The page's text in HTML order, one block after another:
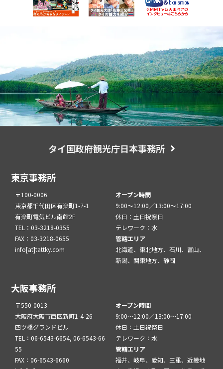
タイ国政府観光庁日本事務所
東京事務所
〒100-0006
東京都千代田区有楽町1-7-1
有楽町電気ビル南館2F
TEL：03-3218-0355
FAX：03-3218-0655
info[at]tattky.com
オープン時間
9:00～12:00／13:00～17:00
休日：土日祝祭日
テレワーク：水
管轄エリア
北海道、東北地方、石川、富山、
新潟、関東地方、静岡
大阪事務所
〒550-0013
大阪府大阪市西区新町1-4-26
四ツ橋グランドビル
TEL：06-6543-6654, 06-6543-66
55
FAX：06-6543-6660
オープン時間
9:00～12:00／13:00～17:00
休日：土日祝祭日
テレワーク：水
管轄エリア
福井、岐阜、愛知、三重、近畿地